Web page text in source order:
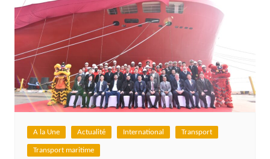
A la Une Actualité International Transport
Transport maritime